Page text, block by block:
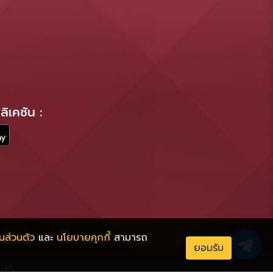
ส่วนตัว และ นโยบายคุกกี้ สามารถ
ยอมรับ
เคชัน :